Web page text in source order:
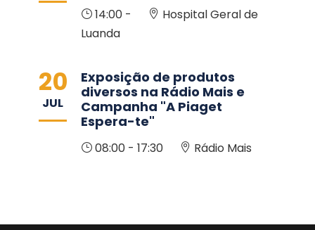
14:00 -
Hospital Geral de
Luanda
20
JUL
Exposição de produtos
diversos na Rádio Mais e
Campanha "A Piaget
Espera-te"
08:00 - 17:30 Rádio Mais